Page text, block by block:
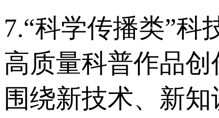
7.“科学传播类”
高质量科普作品
围绕新技术、新